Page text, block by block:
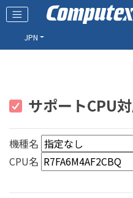
JPN
サポートCPU
機種名
CPU名